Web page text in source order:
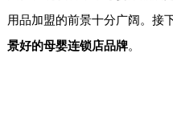
用品加盟的前景十分广阔。接
景好的母婴连锁店品牌。